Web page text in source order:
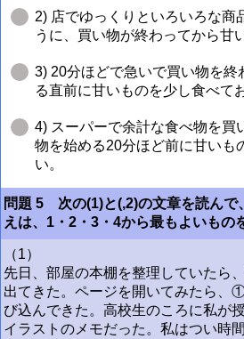
2) 店でゆっくりといろいろな商
うに、買い物が終わってから甘
3) 20分ほどで急いで買い物を終
る直前に甘いものを少し食べて
4) スーパーで余計な食べ物を買
物を始める20分ほど前に甘いも
い。
問題 5 次の(1)と(,2)の文章を読んで
えは、1・2・3・4から最もよいもの
（1）
先日、部屋の本棚を整理していたら
出てきた。ページを開いてみたら、
び込んできた。高校生のころに私が
イラストのメモだった。私はつい時